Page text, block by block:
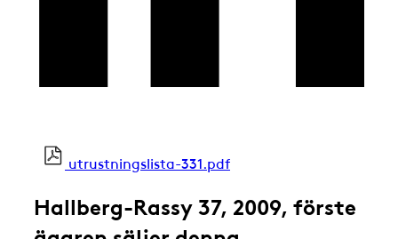
utrustningslista-331.pdf
Hallberg-Rassy 37, 2009, förste